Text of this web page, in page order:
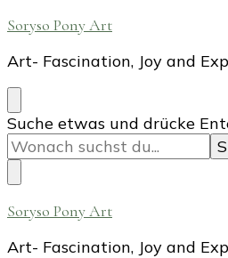
Soryso Pony Art
Art- Fascination, Joy and
Suchst
du
nach
etwas?
Suche etwas und drücke
Soryso Pony Art
Art- Fascination, Joy and